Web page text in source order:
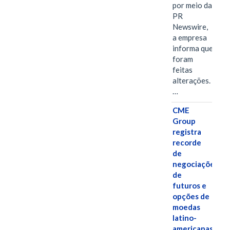
por meio da
PR
Newswire,
a empresa
informa que
foram
feitas
alterações.
…
CME
Group
registra
recorde
de
negociações
de
futuros e
opções de
moedas
latino-